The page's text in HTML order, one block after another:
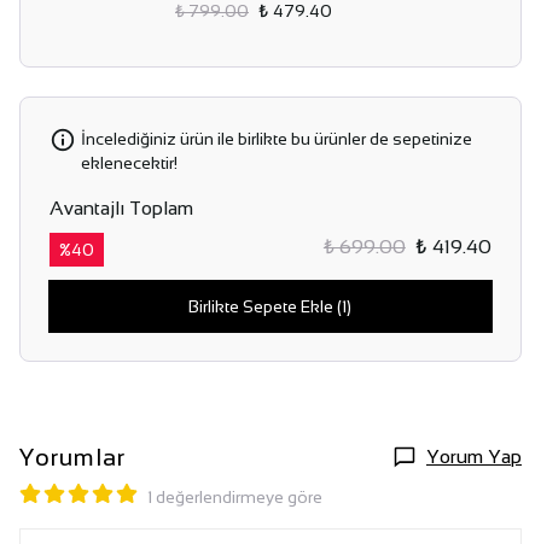
₺ 799.00 ₺ 479.40
İncelediğiniz ürün ile birlikte bu ürünler de sepetinize
eklenecektir!
Avantajlı Toplam
%40 ₺ 699.00 ₺ 419.40
Birlikte Sepete Ekle (1)
Yorumlar Yorum Yap
1 değerlendirmeye göre